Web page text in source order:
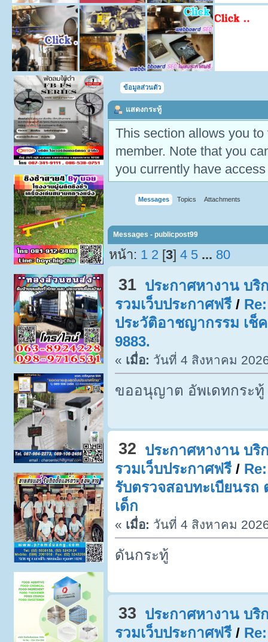
ข้อมูลส่วนตัว
แสดงกระทู้
This section allows you
member. Note that you
you currently have
Messages Topics Attachments
Messages - publicpost99
หน้า: 1 2 [3]4 5 ... 80
31 ประกาศหางาน บริ
รวมเว็บประกาศฟรี/
ประวัติอาชญากรรม เช็
9883.
« เมื่อ: วันที่ 4 สิงหาคม
ขออนุญาต อัพเดทกระทู้
32 ประกาศหางาน บริ
รวมเว็บประกาศฟรี/
รับตรวจสอบทะเบียนรถ
เด็ก
« เมื่อ: วันที่ 4 สิงหาคม
ดันกระทู้
33 ประกาศหางาน บริ
รวมเว็บประกาศฟรี/